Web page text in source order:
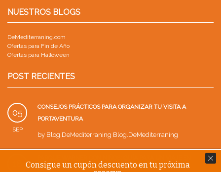
NUESTROS BLOGS
DeMediterraning.com
Ofertas para Fin de Año
Ofertas para Halloween
POST RECIENTES
05
SEP
CONSEJOS PRÁCTICOS PARA ORGANIZAR TU VISITA A
PORTAVENTURA
by Blog.DeMediterraning Blog.DeMediterraning
FAMILIA
Consigue un cupón descuento en tu próxima